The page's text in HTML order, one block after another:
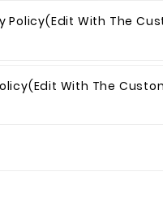
Policy(edit With The
(edit With The